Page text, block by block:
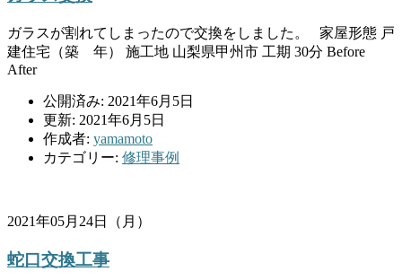
ガラスが割れてしまったので交換をしました。 家屋形態 戸
建住宅（築 年） 施工地 山梨県甲州市 工期 30分 Before
After
公開済み: 2021年6月5日
更新: 2021年6月5日
作成者: yamamoto
カテゴリー: 修理事例
2021年05月24日（月）
蛇口交換工事